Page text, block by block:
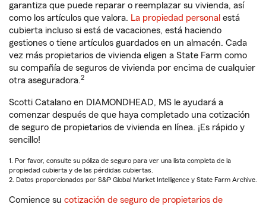
garantiza que puede reparar o reemplazar su vivienda, así
como los artículos que valora. La propiedad personal está
cubierta incluso si está de vacaciones, está haciendo
gestiones o tiene artículos guardados en un almacén. Cada
vez más propietarios de vivienda eligen a State Farm como
su compañía de seguros de vivienda por encima de cualquier
otra aseguradora.2
Scotti Catalano en DIAMONDHEAD, MS le ayudará a
comenzar después de que haya completado una cotización
de seguro de propietarios de vivienda en línea. ¡Es rápido y
sencillo!
1. Por favor, consulte su póliza de seguro para ver una lista completa de la
propiedad cubierta y de las pérdidas cubiertas.
2. Datos proporcionados por S&P Global Market Intelligence y State Farm Archive.
Comience su cotización de seguro de propietarios de